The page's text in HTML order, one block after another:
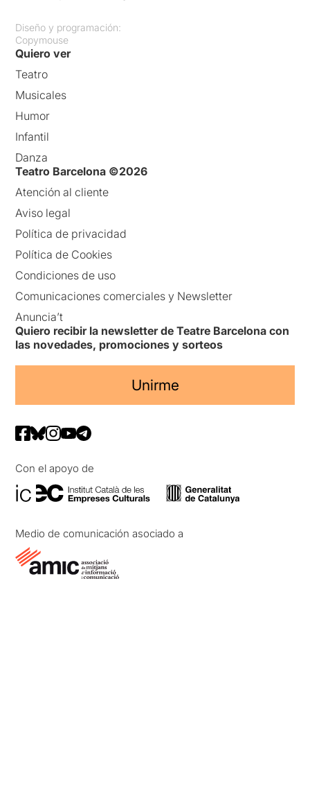
Diseño y programación:
Copymouse
Quiero ver
Teatro
Musicales
Humor
Infantil
Danza
Teatro Barcelona ©2026
Atención al cliente
Aviso legal
Política de privacidad
Política de Cookies
Condiciones de uso
Comunicaciones comerciales y Newsletter
Anuncia’t
Quiero recibir la newsletter de Teatre Barcelona con
las novedades, promociones y sorteos
Unirme
Con el apoyo de
Medio de comunicación asociado a